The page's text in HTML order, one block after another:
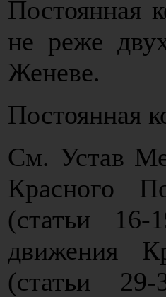
Постоянная
не реже
Женеве.
Постоянная
См. Устав
Красного
(статьи 16-
движения
(статьи